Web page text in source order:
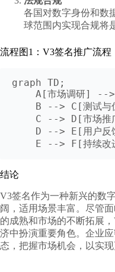
各国对数字身份和数
球范围内实现合规将
流程图1：V3签名推广流程
graph TD;
E --> F[持续
结论
V3签名作为一种新兴的数
阔，适用场景丰富。尽管
的成熟和市场的不断拓展
济中扮演重要角色。企业
态，把握市场机会，以实